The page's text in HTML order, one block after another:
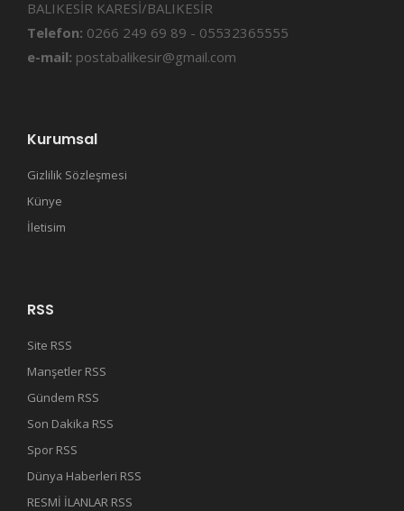
BALIKESİR KARESİ/BALIKESİR
Telefon: 0266 249 69 89 - 05532365555
e-mail: postabalikesir@gmail.com
Kurumsal
Gizlilik Sözleşmesi
Künye
İletisim
RSS
Site RSS
Manşetler RSS
Gündem RSS
Son Dakika RSS
Spor RSS
Dünya Haberleri RSS
RESMİ İLANLAR RSS